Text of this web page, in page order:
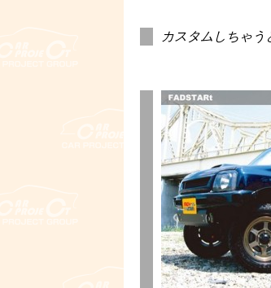
カスタムしちゃう